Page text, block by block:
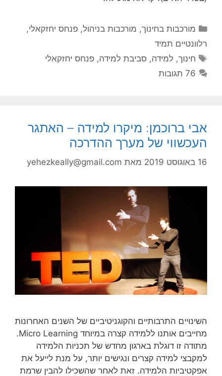
קטגוריות
מורכבות בחינוך, מורכבות בניהול,פנחס יחזקאלי,
רלוונטיים תמיד
תגיות
חינוך, למידה,סביבת למידה,פנחס יחזקאלי
76 תגובות
אבי ברוכמן: מיקרו למידה – האתגר
העכשווי של מערך ההדרכה
16 באוגוסט 2019 מאת yehezkeally@gmail.com
השינויים התרבותיים והקוגניטיביים של השנים האחרונות
מחייבים אותנו ללמידה קצרה במיוחד Micro Learning.
מתודה זו דוגלת בארגון מחדש של תכניות הלמידה
למקבצי למידה קצרים ונגישים יותר, על מנת לייעל את
אפקטיביות הלמידה. זאת לאחר שהשכילו להבין שרמת